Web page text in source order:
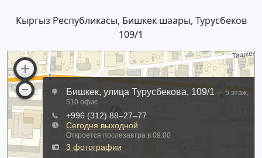
Кыргыз Республикасы, Бишкек шаары, Турусбеков
109/1